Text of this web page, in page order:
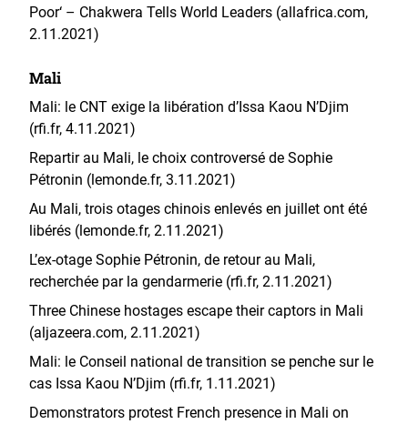
Poor‘ – Chakwera Tells World Leaders (allafrica.com,
2.11.2021)
Mali
Mali: le CNT exige la libération d’Issa Kaou N’Djim
(rfi.fr, 4.11.2021)
Repartir au Mali, le choix controversé de Sophie
Pétronin (lemonde.fr, 3.11.2021)
Au Mali, trois otages chinois enlevés en juillet ont été
libérés (lemonde.fr, 2.11.2021)
L’ex-otage Sophie Pétronin, de retour au Mali,
recherchée par la gendarmerie (rfi.fr, 2.11.2021)
Three Chinese hostages escape their captors in Mali
(aljazeera.com, 2.11.2021)
Mali: le Conseil national de transition se penche sur le
cas Issa Kaou N’Djim (rfi.fr, 1.11.2021)
Demonstrators protest French presence in Mali on